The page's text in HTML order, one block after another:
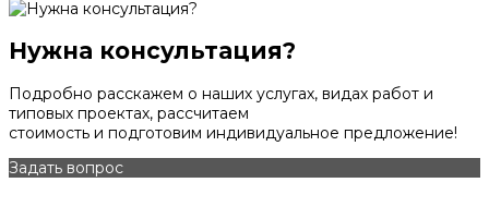
Нужна консультация?
Подробно расскажем о наших услугах, видах работ и
типовых проектах, рассчитаем
стоимость и подготовим индивидуальное предложение!
Задать вопрос